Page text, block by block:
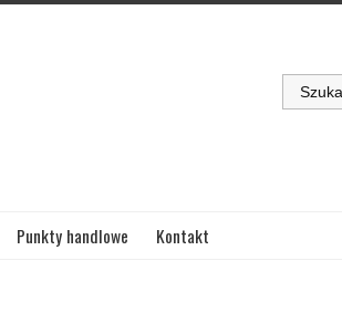
Punkty handlowe Kontakt